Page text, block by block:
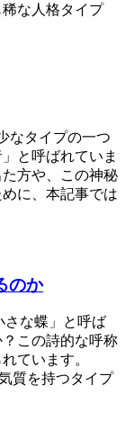
な人格タイプ
なタイプの一つ
と呼ばれていま
方や、この神秘
に、本記事では
のか
さな蝶」と呼ば
この詩的な呼称
ています。
質を持つタイプ